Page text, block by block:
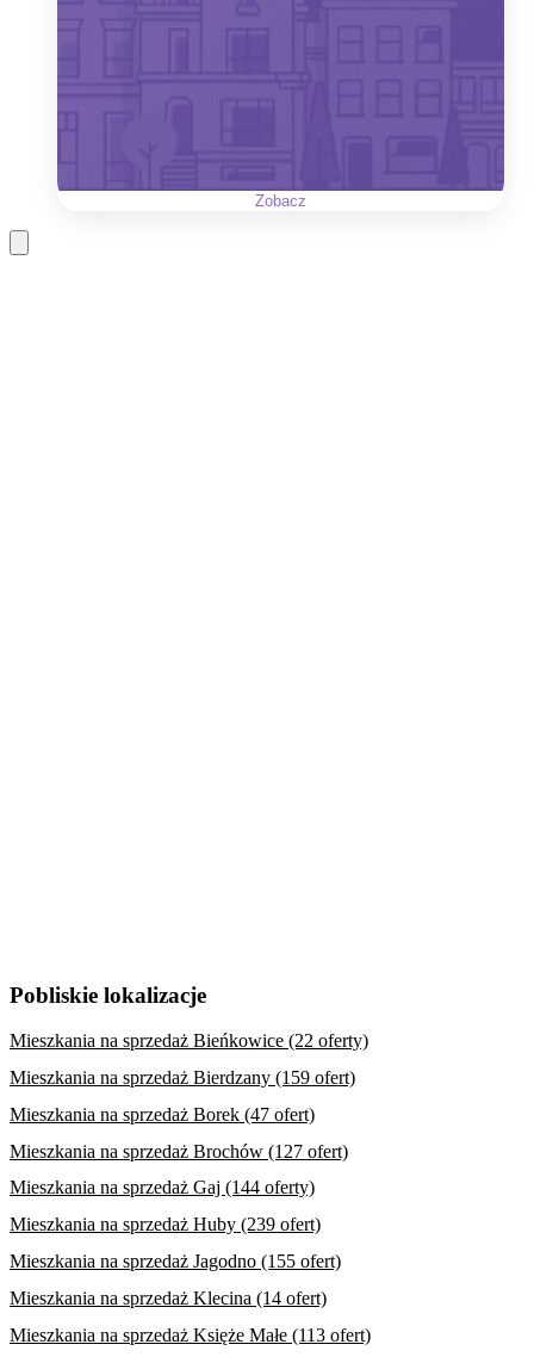
Zobacz
Pobliskie lokalizacje
Mieszkania na sprzedaż Bieńkowice (22 oferty)
Mieszkania na sprzedaż Bierdzany (159 ofert)
Mieszkania na sprzedaż Borek (47 ofert)
Mieszkania na sprzedaż Brochów (127 ofert)
Mieszkania na sprzedaż Gaj (144 oferty)
Mieszkania na sprzedaż Huby (239 ofert)
Mieszkania na sprzedaż Jagodno (155 ofert)
Mieszkania na sprzedaż Klecina (14 ofert)
Mieszkania na sprzedaż Księże Małe (113 ofert)